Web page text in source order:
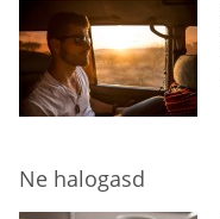
Ne halogasd